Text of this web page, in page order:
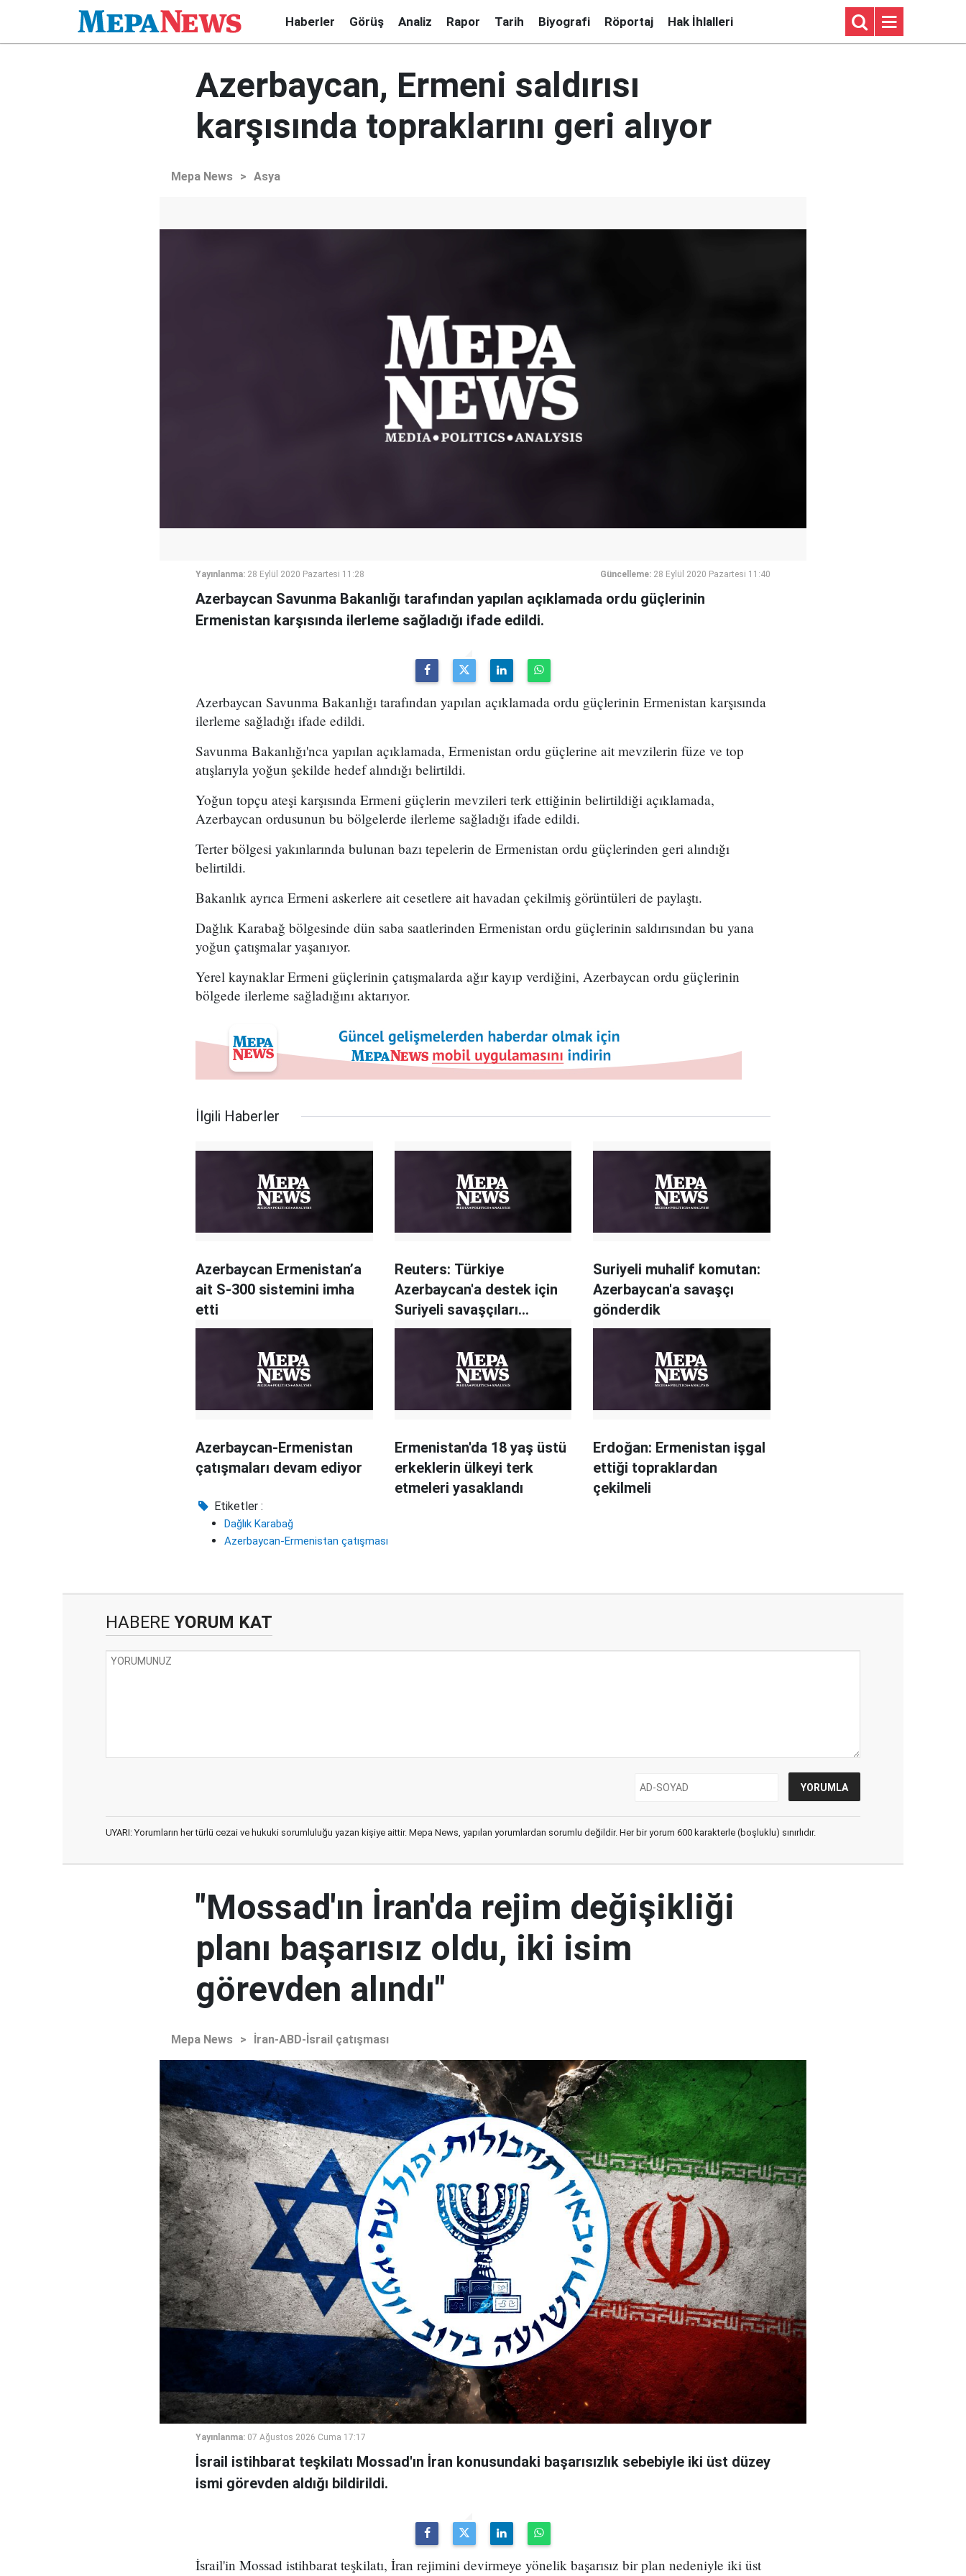
Haberler Görüş Analiz Rapor Tarih Biyografi Röportaj Hak İhlalleri
Azerbaycan, Ermeni saldırısı
karşısında topraklarını geri alıyor
Mepa News > Asya
Yayınlanma: 28 Eylül 2020 Pazartesi 11:28 Güncelleme: 28 Eylül 2020 Pazartesi 11:40
Azerbaycan Savunma Bakanlığı tarafından yapılan açıklamada ordu güçlerinin
Ermenistan karşısında ilerleme sağladığı ifade edildi.
Azerbaycan Savunma Bakanlığı tarafından yapılan açıklamada ordu güçlerinin Ermenistan karşısında
ilerleme sağladığı ifade edildi.
Savunma Bakanlığı'nca yapılan açıklamada, Ermenistan ordu güçlerine ait mevzilerin füze ve top
atışlarıyla yoğun şekilde hedef alındığı belirtildi.
Yoğun topçu ateşi karşısında Ermeni güçlerin mevzileri terk ettiğinin belirtildiği açıklamada,
Azerbaycan ordusunun bu bölgelerde ilerleme sağladığı ifade edildi.
Terter bölgesi yakınlarında bulunan bazı tepelerin de Ermenistan ordu güçlerinden geri alındığı
belirtildi.
Bakanlık ayrıca Ermeni askerlere ait cesetlere ait havadan çekilmiş görüntüleri de paylaştı.
Dağlık Karabağ bölgesinde dün saba saatlerinden Ermenistan ordu güçlerinin saldırısından bu yana
yoğun çatışmalar yaşanıyor.
Yerel kaynaklar Ermeni güçlerinin çatışmalarda ağır kayıp verdiğini, Azerbaycan ordu güçlerinin
bölgede ilerleme sağladığını aktarıyor.
İlgili Haberler
Azerbaycan Ermenistan’a
ait S-300 sistemini imha
etti
Reuters: Türkiye
Azerbaycan'a destek için
Suriyeli savaşçıları
bölgeye gönderdi
Suriyeli muhalif komutan:
Azerbaycan'a savaşçı
gönderdik
Azerbaycan-Ermenistan
çatışmaları devam ediyor
Ermenistan'da 18 yaş üstü
erkeklerin ülkeyi terk
etmeleri yasaklandı
Erdoğan: Ermenistan işgal
ettiği topraklardan
çekilmeli
Etiketler :
Dağlık Karabağ
Azerbaycan-Ermenistan çatışması
HABERE YORUM KAT
UYARI: Yorumların her türlü cezai ve hukuki sorumluluğu yazan kişiye aittir. Mepa News, yapılan yorumlardan sorumlu değildir. Her bir yorum 600 karakterle (boşluklu) sınırlıdır.
"Mossad'ın İran'da rejim değişikliği
planı başarısız oldu, iki isim
görevden alındı"
Mepa News > İran-ABD-İsrail çatışması
Yayınlanma: 07 Ağustos 2026 Cuma 17:17
İsrail istihbarat teşkilatı Mossad'ın İran konusundaki başarısızlık sebebiyle iki üst düzey
ismi görevden aldığı bildirildi.
İsrail'in Mossad istihbarat teşkilatı, İran rejimini devirmeye yönelik başarısız bir plan nedeniyle iki üst